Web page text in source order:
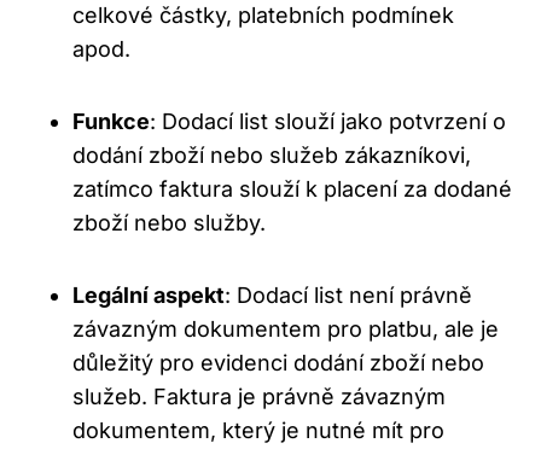
celkové částky, platebních podmínek
apod.
Funkce: Dodací list slouží jako potvrzení o
dodání zboží nebo služeb zákazníkovi,
zatímco faktura slouží k placení za dodané
zboží nebo služby.
Legální aspekt: Dodací list není právně
závazným dokumentem pro platbu, ale je
důležitý pro evidenci dodání zboží nebo
služeb. Faktura je právně závazným
dokumentem, který je nutné mít pro